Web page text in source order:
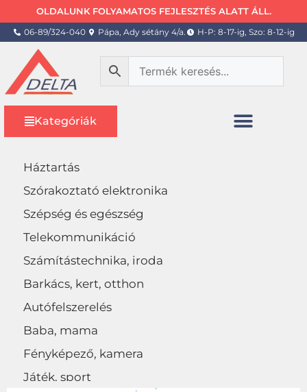
OLDALUNK FOLYAMATOS FEJLESZTÉS ALATT ÁLL.
06-89/324-040 Pápa, Ady sétány 4/a. H-P: 8-17-ig, Szo: 8-12-ig
Kategóriák
Háztartás
Szórakoztató elektronika
Szépség és egészség
Telekommunikáció
Számítástechnika, iroda
Barkács, kert, otthon
Autófelszerelés
Baba, mama
Fényképező, kamera
Játék, sport